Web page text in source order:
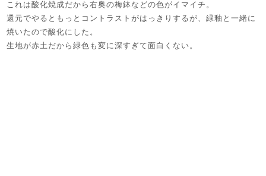
これは酸化焼成だから右奥の梅鉢などの色がイマイチ。
還元でやるともっとコントラストがはっきりするが、緑釉と一緒に
焼いたので酸化にした。
生地が赤土だから緑色も変に深すぎて面白くない。